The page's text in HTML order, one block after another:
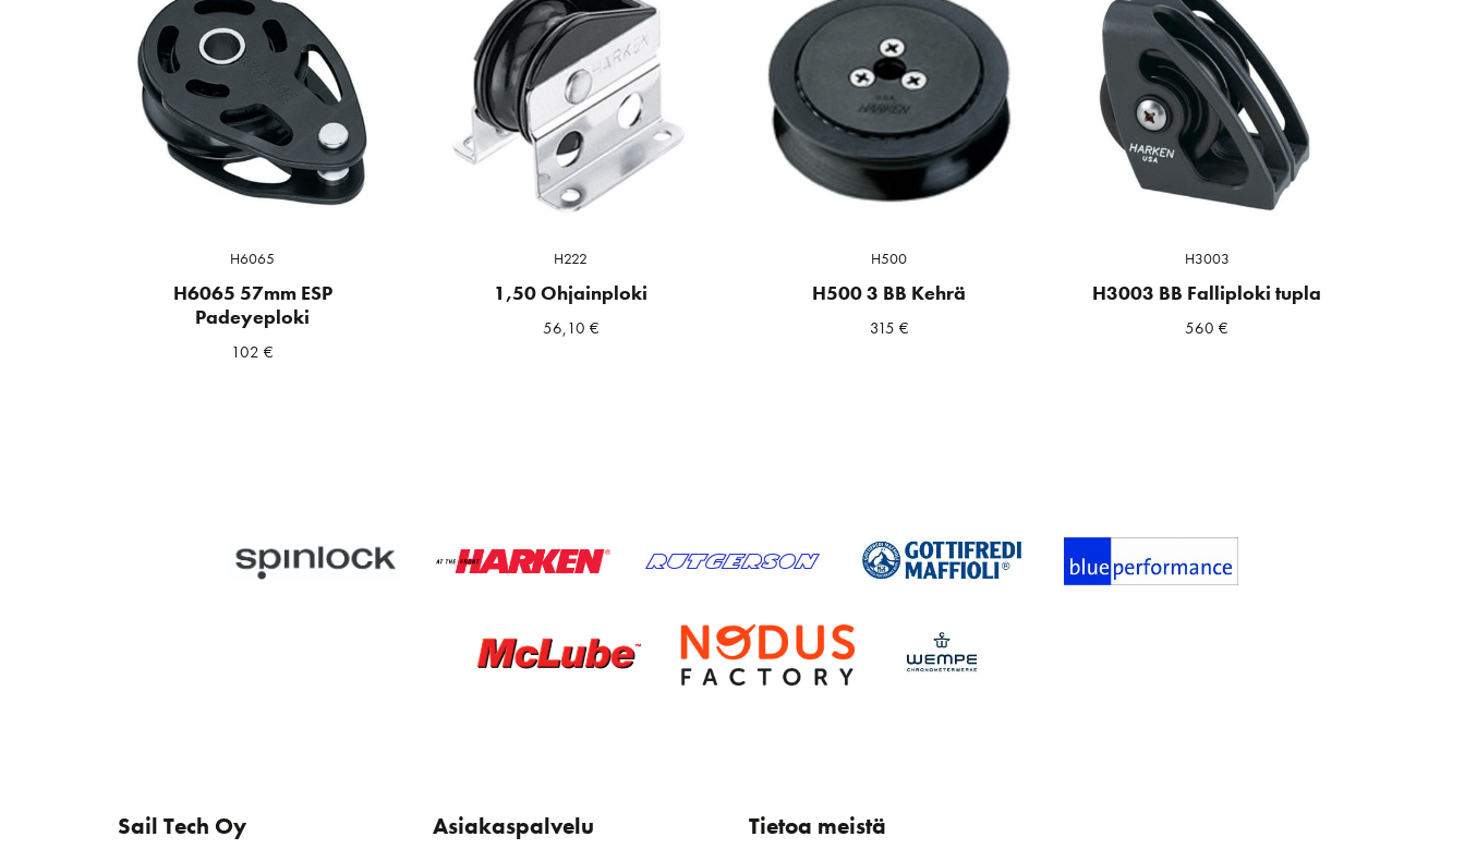
H6065
H6065 57mm ESP
Padeyeploki
102€
H222
1,50 Ohjainploki
56,10 €
H500
H500 3 BB Kehrä
315 €
H3003
H3003 BB Falliploki tupla
560€
Sail Tech Oy Asiakaspalvelu Tietoa meistä